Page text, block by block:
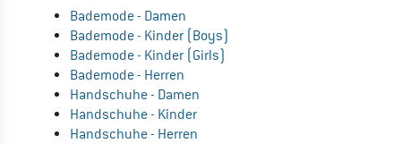
Bademode - Damen
Bademode - Kinder (Boys)
Bademode - Kinder (Girls)
Bademode - Herren
Handschuhe - Damen
Handschuhe - Kinder
Handschuhe - Herren